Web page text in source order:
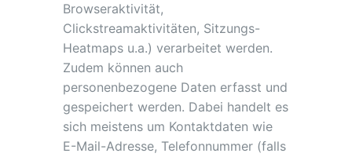
Browseraktivität,
Clickstreamaktivitäten, Sitzungs-
Heatmaps u.a.) verarbeitet werden.
Zudem können auch
personenbezogene Daten erfasst und
gespeichert werden. Dabei handelt es
sich meistens um Kontaktdaten wie
E-Mail-Adresse, Telefonnummer (falls